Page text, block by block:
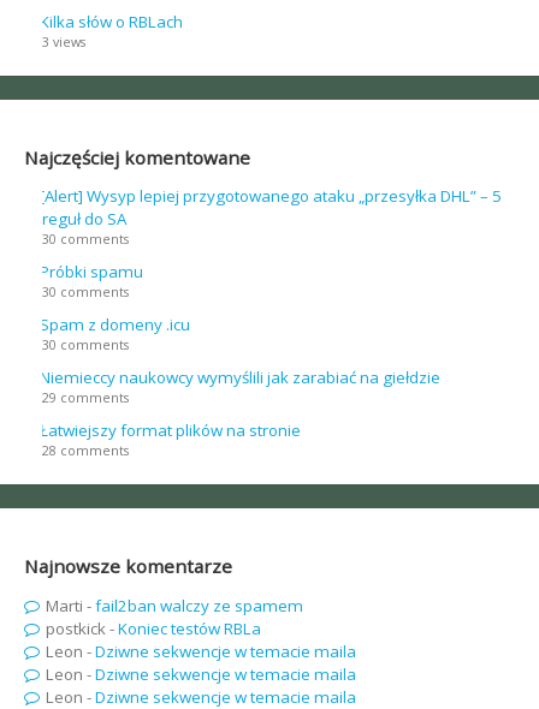
Kilka słów o RBLach
3 views
Najczęściej komentowane
[Alert] Wysyp lepiej przygotowanego ataku „przesyłka DHL” – 5
reguł do SA
30 comments
Próbki spamu
30 comments
Spam z domeny .icu
30 comments
Niemieccy naukowcy wymyślili jak zarabiać na giełdzie
29 comments
Łatwiejszy format plików na stronie
28 comments
Najnowsze komentarze
Marti -fail2ban walczy ze spamem
postkick-Koniec testów RBLa
Leon -Dziwne sekwencje w temacie maila
Leon -Dziwne sekwencje w temacie maila
Leon -Dziwne sekwencje w temacie maila